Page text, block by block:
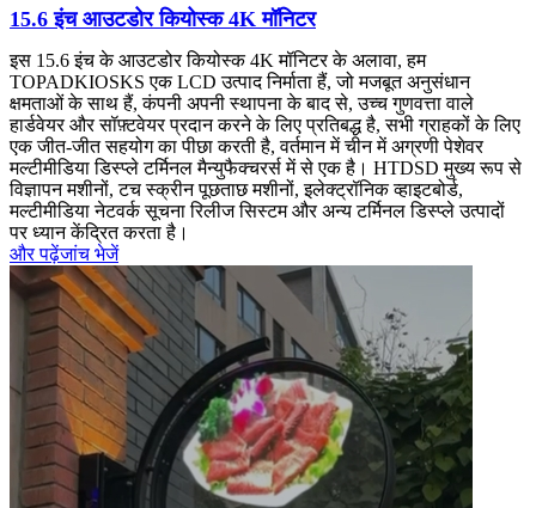
15.6 इंच आउटडोर कियोस्क 4K मॉनिटर
इस 15.6 इंच के आउटडोर कियोस्क 4K मॉनिटर के अलावा, हम
TOPADKIOSKS एक LCD उत्पाद निर्माता हैं, जो मजबूत अनुसंधान
क्षमताओं के साथ हैं, कंपनी अपनी स्थापना के बाद से, उच्च गुणवत्ता वाले
हार्डवेयर और सॉफ़्टवेयर प्रदान करने के लिए प्रतिबद्ध है, सभी ग्राहकों के लिए
एक जीत-जीत सहयोग का पीछा करती है, वर्तमान में चीन में अग्रणी पेशेवर
मल्टीमीडिया डिस्प्ले टर्मिनल मैन्युफैक्चरर्स में से एक है। HTDSD मुख्य रूप से
विज्ञापन मशीनों, टच स्क्रीन पूछताछ मशीनों, इलेक्ट्रॉनिक व्हाइटबोर्ड,
मल्टीमीडिया नेटवर्क सूचना रिलीज सिस्टम और अन्य टर्मिनल डिस्प्ले उत्पादों
पर ध्यान केंद्रित करता है।
और पढ़ेंजांच भेजें